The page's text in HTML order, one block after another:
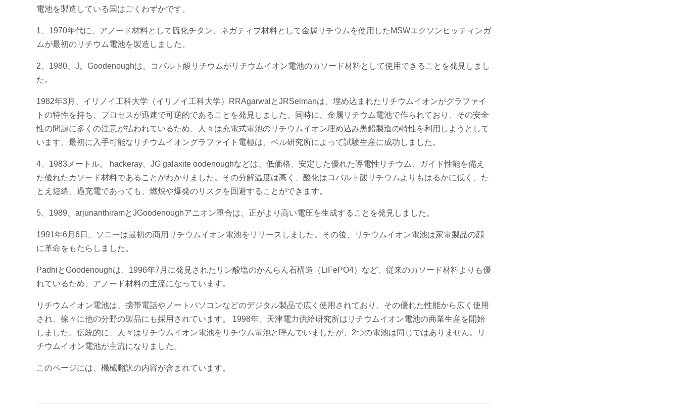
電池を製造している国はごくわずかです。
1、1970年代に、アノード材料として硫化チタン、ネガティブ材料として金属リチウムを使用したMSWエクソンヒッティンガ
ムが最初のリチウム電池を製造しました。
2、1980、J。Goodenoughは、コバルト酸リチウムがリチウムイオン電池のカソード材料として使用できることを発見しまし
た。
1982年3月、イリノイ工科大学（イリノイ工科大学）RRAgarwalとJRSelmanは、埋め込まれたリチウムイオンがグラファイ
トの特性を持ち、プロセスが迅速で可逆的であることを発見しました。同時に、金属リチウム電池で作られており、その安全
性の問題に多くの注意が払われているため、人々は充電式電池のリチウムイオン埋め込み黒鉛製造の特性を利用しようとして
います。最初に入手可能なリチウムイオングラファイト電極は、ベル研究所によって試験生産に成功しました。
4、1983メートル。 hackeray、JG galaxite oodenoughなどは、低価格、安定した優れた導電性リチウム、ガイド性能を備え
た優れたカソード材料であることがわかりました。その分解温度は高く、酸化はコバルト酸リチウムよりもはるかに低く、た
とえ短絡、過充電であっても、燃焼や爆発のリスクを回避することができます。
5、1989、arjunanthiramとJGoodenoughアニオン重合は、正がより高い電圧を生成することを発見しました。
1991年6月6日、ソニーは最初の商用リチウムイオン電池をリリースしました。その後、リチウムイオン電池は家電製品の顔
に革命をもたらしました。
PadhiとGoodenoughは、1996年7月に発見されたリン酸塩のかんらん石構造（LiFePO4）など、従来のカソード材料よりも優
れているため、アノード材料の主流になっています。
リチウムイオン電池は、携帯電話やノートパソコンなどのデジタル製品で広く使用されており、その優れた性能から広く使用
され、徐々に他の分野の製品にも採用されています。 1998年、天津電力供給研究所はリチウムイオン電池の商業生産を開始
しました。伝統的に、人々はリチウムイオン電池をリチウム電池と呼んでいましたが、2つの電池は同じではありません。リ
チウムイオン電池が主流になりました。
このページには、機械翻訳の内容が含まれています。